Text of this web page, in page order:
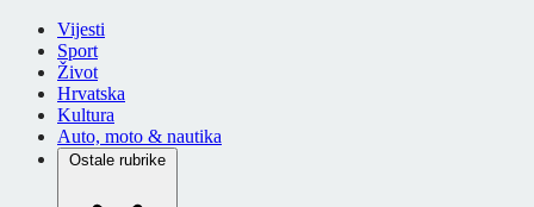
Vijesti
Sport
Život
Hrvatska
Kultura
Auto, moto & nautika
Ostale rubrike